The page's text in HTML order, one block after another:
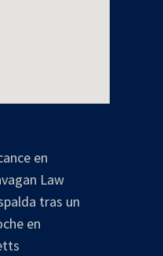
en
Law
tras un
en